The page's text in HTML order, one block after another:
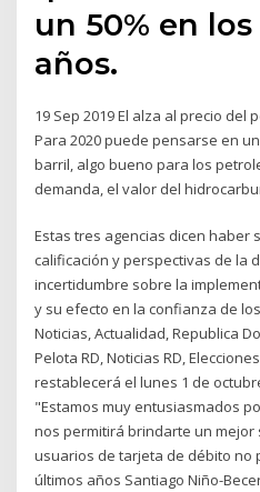
un 50% en
años.
19 Sep 2019 El alza al precio del
Para 2020 puede pensarse en
barril, algo bueno para los
demanda, el valor del
Estas tres agencias dicen haber
calificación y perspectivas de la
incertidumbre sobre la
y su efecto en la confianza de
Noticias, Actualidad, Republica
Pelota RD, Noticias RD,
restablecerá el lunes 1 de
"Estamos muy entusiasmados
nos permitirá brindarte un mejor
usuarios de tarjeta de débito no
últimos años Santiago Niño-